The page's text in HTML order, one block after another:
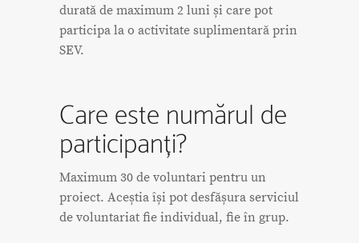
durată de maximum 2 luni și care pot
participa la o activitate suplimentară prin
SEV.
Care este numărul de
participanți?
Maximum 30 de voluntari pentru un
proiect. Aceștia își pot desfășura serviciul
de voluntariat fie individual, fie în grup.